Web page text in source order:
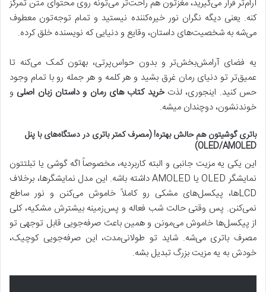
آرام‌تر قرار می‌گیرید، مغزتون هم راحت‌تر می‌تونه روی محتوای متن تمرکز
کنه. یعنی دیگه نگران نور خیره‌کننده نیستید و تمام توجه‌تون معطوف
می‌شه به شخصیت‌های داستان، وقایع و دنیایی که نویسنده خلق کرده.
یه فضای آرامش‌بخش‌تر و بدون حواس‌پرتی، بهتون کمک می‌کنه تا
عمیق‌تر تو دنیای رمان غرق بشید و هر کلمه و هر جمله رو با تمام وجود
حس کنید. اینجوری، لذتخرید کتاب‌ های رمان و داستان زبان اصلی و
خوندنشون، دوچندان میشه.
باتری گوشیتون هم حالش بهتره! (مصرف کمتر باتری در دستگاه‌های با پنل
OLED/AMOLED)
این یکی یه مزیت جانبی و البته کاربردیه، مخصوصاً اگه گوشی یا تبلتتون
نمایشگر OLED یا AMOLED داشته باشه. این مدل نمایشگرها، برخلاف
LCDها، پیکسل‌های مشکی رو کاملاً خاموش می‌کنن و نور ساطع
نمی‌کنن. پس وقتی حالت شب فعاله و پس‌زمینه بیشترش مشکیه، کلی
از پیکسل‌ها خاموش می‌مونن و همین باعث صرفه‌جویی قابل توجهی تو
مصرف باتری می‌شه. شاید تو طولانی‌مدت، این صرفه‌جویی کوچیک،
خودش به یه مزیت بزرگ تبدیل بشه.